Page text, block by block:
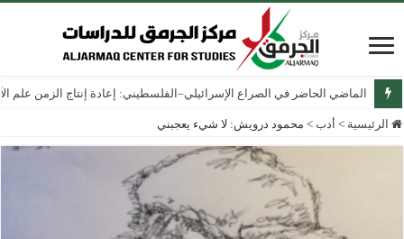
الماضي الحاضر في الصراع الإسرائيلي–الفلسطيني: إعادة إنتاج الزمن علم
الرئيسية > أدب > محمود درويش: لا شيء يعجبني